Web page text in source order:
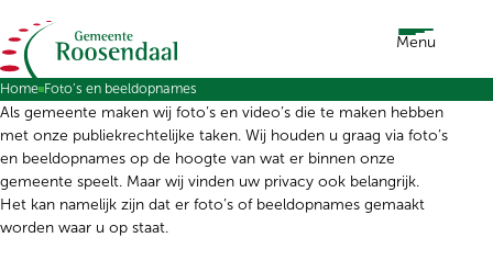
Ga naar de inhoud Menu
Home Foto’s en beeldopnames
Als gemeente maken wij foto’s en video’s die te maken hebben
met onze publiekrechtelijke taken. Wij houden u graag via foto’s
en beeldopnames op de hoogte van wat er binnen onze
gemeente speelt. Maar wij vinden uw privacy ook belangrijk.
Het kan namelijk zijn dat er foto’s of beeldopnames gemaakt
worden waar u op staat.